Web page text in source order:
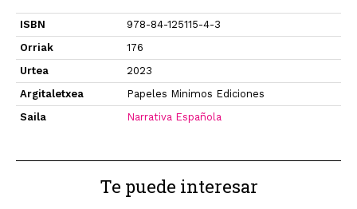
ISBN
978-84-125115-4-3
Orriak
176
Urtea
2023
Argitaletxea
Papeles Minimos Ediciones
Saila
Narrativa Española
Te puede interesar